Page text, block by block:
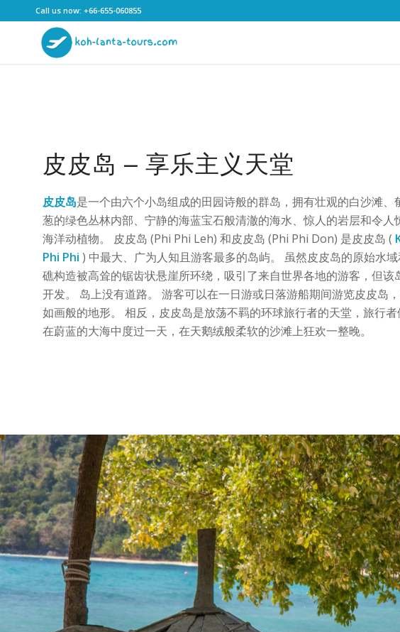
Call us now: +66-655-060855
皮皮岛 – 享乐主义天堂
皮皮岛是一个由六个小岛组成的田园诗般的群岛，拥有壮观的白沙滩、
葱的绿色丛林内部、宁静的海蓝宝石般清澈的海水、惊人的岩层和令人
海洋动植物。 皮皮岛 (Phi Phi Leh) 和皮皮岛 (Phi Phi Don) 是皮皮岛 (
Phi Phi ) 中最大、广为人知且游客最多的岛屿。 虽然皮皮岛的原始水
礁构造被高耸的锯齿状悬崖所环绕，吸引了来自世界各地的游客，但该
开发。 岛上没有道路。 游客可以在一日游或日落游船期间游览皮皮岛
如画般的地形。 相反，皮皮岛是放荡不羁的环球旅行者的天堂，旅行者
在蔚蓝的大海中度过一天，在天鹅绒般柔软的沙滩上狂欢一整晚。